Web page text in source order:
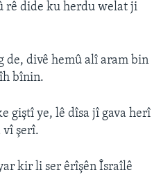
rê dide ku herdu welat ji
de, divê hemû alî aram bin
bînin.
giştî ye, lê dîsa jî gava herî
vî şerî.
kir li ser êrîşên Îsraîlê